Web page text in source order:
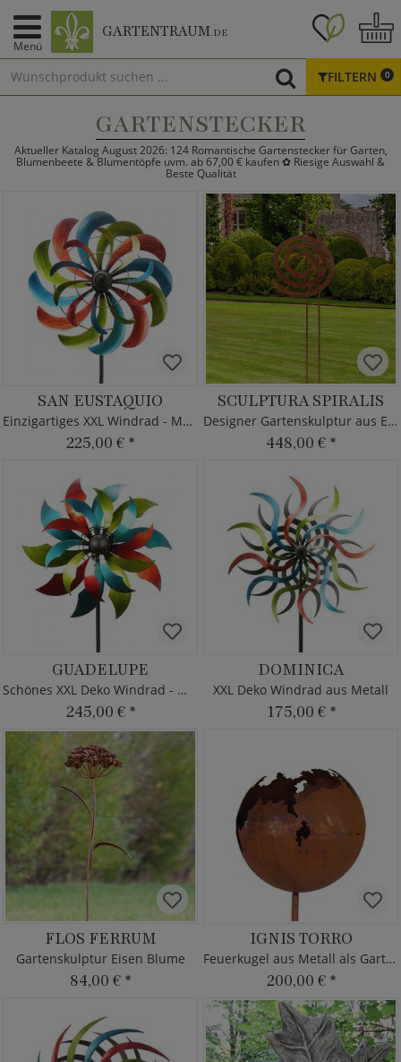
Menü
GARTENTRAUM.DE
FILTERN 0
GARTENSTECKER
Aktueller Katalog August 2026: 124 Romantische Gartenstecker für Garten,
Blumenbeete & Blumentöpfe uvm. ab 67,00 € kaufen ✿ Riesige Auswahl &
Beste Qualität
SAN EUSTAQUIO
Einzigartiges XXL Windrad - Metall
225,00 € *
SCULPTURA SPIRALIS
Designer Gartenskulptur aus Eisen
448,00 € *
GUADELUPE
Schönes XXL Deko Windrad - Metall
245,00 € *
DOMINICA
XXL Deko Windrad aus Metall
175,00 € *
FLOS FERRUM
Gartenskulptur Eisen Blume
84,00 € *
IGNIS TORRO
Feuerkugel aus Metall als Gartendeko
200,00 € *